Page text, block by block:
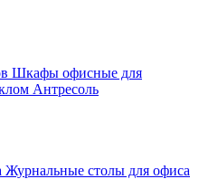
Шкафы офисные для
Антресоль
Журнальные столы для офиса